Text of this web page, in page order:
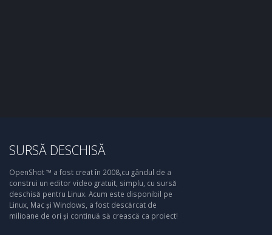
SURSĂ DESCHISĂ
OpenShot ™ a fost creat în 2008,cu gândul de a
construi un editor video gratuit, simplu, cu sursă
deschisă pentru Linux. Acum este disponibil pe
Linux, Mac și Windows, a fost descărcat de
milioane de ori și continuă să crească ca proiect!